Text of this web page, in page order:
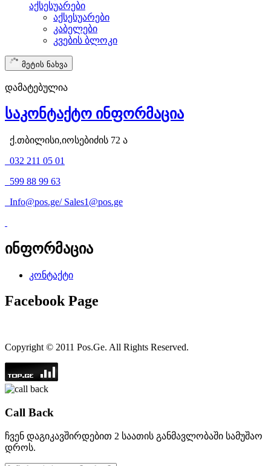
აქსესუარები
აქსესუარები
კაბელები
კვების ბლოკი
მეტის ნახვა
დამატებულია
საკონტაქტო ინფორმაცია
ქ.თბილისი,იოსებიძის 72 ა
032 211 05 01
599 88 99 63
Info@pos.ge/ Sales1@pos.ge
ინფორმაცია
კონტაქტი
Facebook Page
Copyright © 2011 Pos.Ge. All Rights Reserved.
Call Back
ჩვენ დაგიკავშირდებით 2 საათის განმავლობაში სამუშაო
დროს.